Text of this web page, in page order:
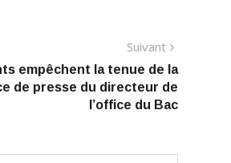
Suivant
empêchent la tenue de la
de presse du directeur de
l’office du Bac